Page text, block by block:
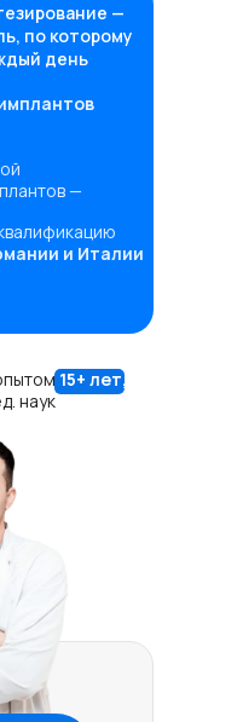
15+ лет,
наук
—
по которому
день
—
и Италии